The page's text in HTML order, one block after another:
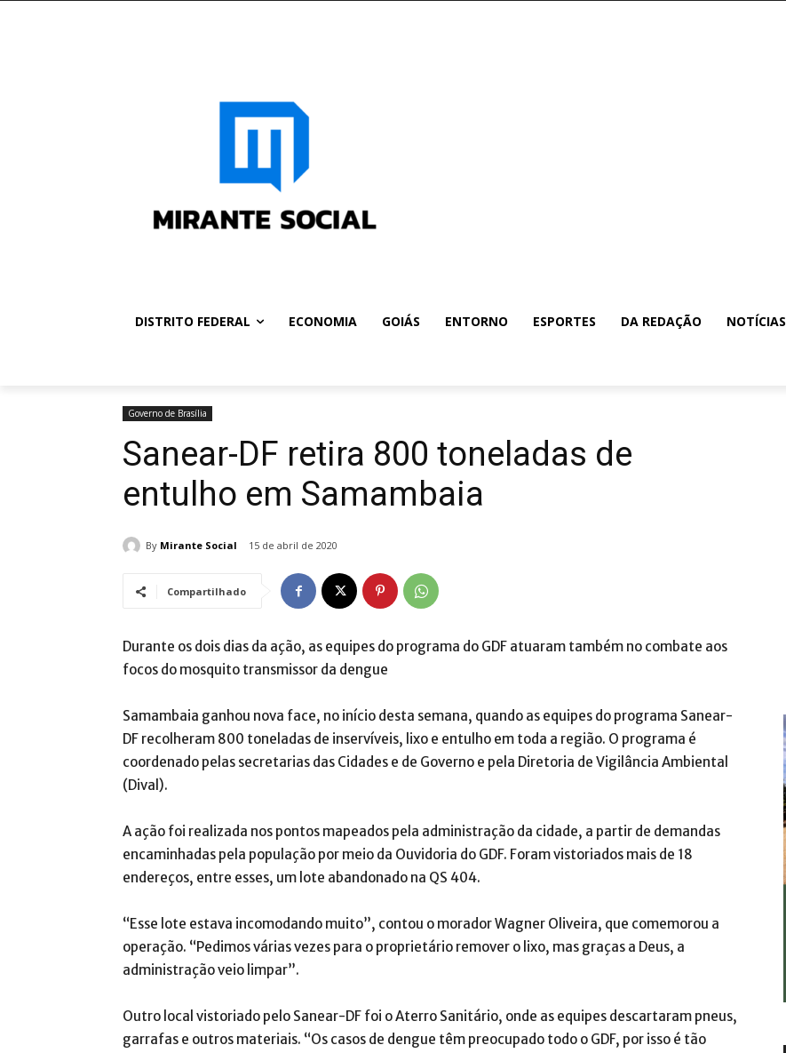
DISTRITO FEDERAL ECONOMIA GOIÁS ENTORNO ESPORTES DA REDAÇÃO NOTÍCIAS
Governo de Brasília
Sanear-DF retira 800 toneladas de
entulho em Samambaia
By Mirante Social 15 de abril de 2020
Compartilhado
Durante os dois dias da ação, as equipes do programa do GDF atuaram também no combate aos
focos do mosquito transmissor da dengue
Samambaia ganhou nova face, no início desta semana, quando as equipes do programa Sanear-
DF recolheram 800 toneladas de inservíveis, lixo e entulho em toda a região. O programa é
coordenado pelas secretarias das Cidades e de Governo e pela Diretoria de Vigilância Ambiental
(Dival).
A ação foi realizada nos pontos mapeados pela administração da cidade, a partir de demandas
encaminhadas pela população por meio da Ouvidoria do GDF. Foram vistoriados mais de 18
endereços, entre esses, um lote abandonado na QS 404.
“Esse lote estava incomodando muito”, contou o morador Wagner Oliveira, que comemorou a
operação. “Pedimos várias vezes para o proprietário remover o lixo, mas graças a Deus, a
administração veio limpar”.
Outro local vistoriado pelo Sanear-DF foi o Aterro Sanitário, onde as equipes descartaram pneus,
garrafas e outros materiais. “Os casos de dengue têm preocupado todo o GDF, por isso é tão